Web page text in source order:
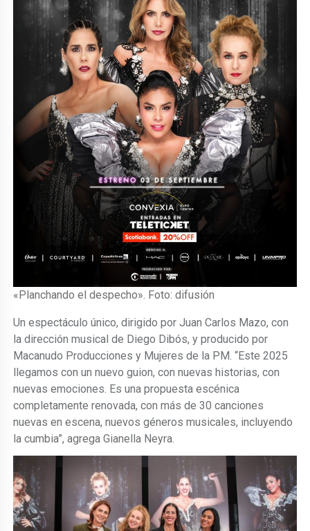
«Planchando el despecho». Foto: difusión
Un espectáculo único, dirigido por Juan Carlos Mazo, con
la dirección musical de Diego Dibós, y producido por
Macanudo Producciones y Mujeres de la PM. “Este 2025
llegamos con un nuevo guion, con nuevas historias, con
nuevas emociones. Es una propuesta escénica
completamente renovada, con más de 30 canciones
nuevas en escena, nuevos géneros musicales, incluyendo
la cumbia”, agrega Gianella Neyra.